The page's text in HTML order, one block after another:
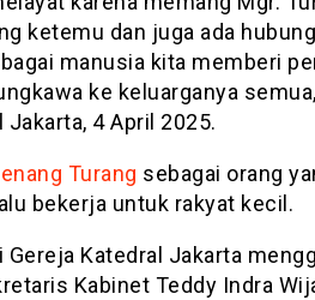
ketemu dan juga ada
manusia kita memberi
ke keluarganya
Jakarta, 4 April 2025.
Turang sebagai orang
bekerja untuk rakyat kecil.
Gereja Katedral Jakarta
Kabinet Teddy Indra